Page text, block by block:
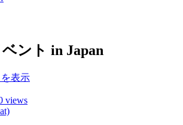
ント in Japan
表示
views